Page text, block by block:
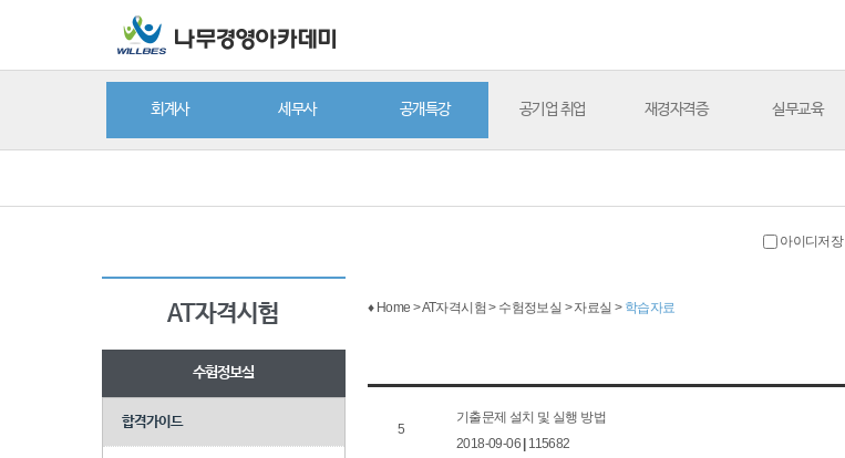
회계사 세무사 공개특강 공기업 취업 재경자격증 실무교육
아이디저장
AT자격시험
수험정보실
합격가이드
♦ Home > AT자격시험 > 수험정보실 > 자료실 > 학습자료
5
기출문제 설치 및 실행 방법
2018-09-06 115682